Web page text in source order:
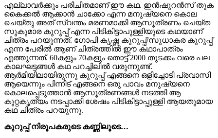
എല്ലാവർക്കും പരിചിതമാണ് ഈ കഥ. ഇൻഷുറൻസ് തുക
കൈക്കൽ ആക്കാൻ ചാക്കോ എന്ന മനുഷ്യനെ കൊല
ചെയ്തു അത് സ്വന്തം മരണമാക്കി ആസൂത്രണം ചെയ്ത
സുകുമാര കുറുപ്പ് എന്ന പിടികിട്ടാപുള്ളിയുടെ കഥയാണ്
ചിത്രം പറയുന്നത്. ഗോപി കൃഷ്ണ കുറുപ്പ്/സുധാകര കുറുപ്പ്
എന്ന പേരിൽ ആണ് ചിത്രത്തിൽ ഈ കഥാപാത്രം
എത്തുന്നത്. 60കളും 70കളും തൊട്ട് 2000 തുടക്കം വരെ പല
കാലഘട്ടങ്ങൾ കഥ പറച്ചിലിൽ വരുന്നുണ്ട്.
ആർമിയിലായിരുന്നു കുറുപ്പ് എങ്ങനെ ഒളിച്ചോടി പ്രവാസി
ആയെന്നും പിന്നീട് എങ്ങനെ ഒരു പാവം മനുഷ്യനെ
കൊലപ്പെടുത്താൻ ആസൂത്രണങ്ങൾ നടത്തി ആ
കുറ്റകൃത്യം നടപ്പാക്കി ശേഷം പിടികിട്ടാപ്പുള്ളി ആയതുമായ
കഥ ചിത്രം പറയുന്നു.
കുറുപ്പ് നിരൂപകരുടെ കണ്ണിലൂടെ…